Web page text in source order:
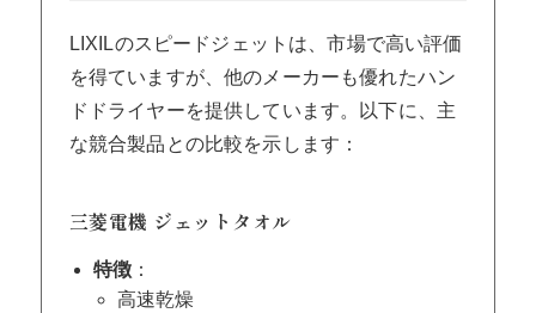
LIXILのスピードジェットは、市場で高い評価
を得ていますが、他のメーカーも優れたハン
ドドライヤーを提供しています。以下に、主
な競合製品との比較を示します：
三菱電機 ジェットタオル
特徴 ：
高速乾燥